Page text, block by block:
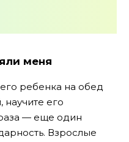
меня
ребенка на обед
научите его
— еще один
Взрослые